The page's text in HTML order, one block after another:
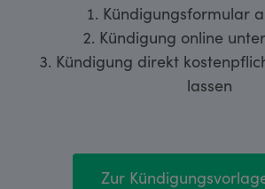
Kündigungsformular
Kündigung online
Kündigung direkt
lassen
Zur